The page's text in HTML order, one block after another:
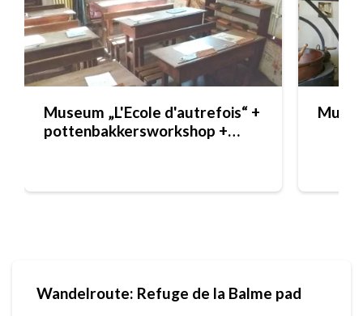
Museum „L'Ecole d'autrefois“ +
pottenbakkersworkshop +
Wandelroute: Refuge de la Balme pad